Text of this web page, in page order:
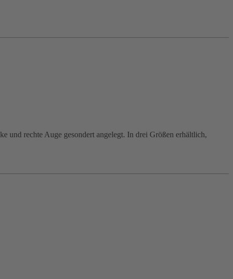
und rechte Auge gesondert angelegt. In drei Größen erhältlich,